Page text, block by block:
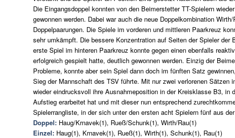
Die Eingangsdoppel konnten von den Beimerstetter TT-Spielern
gewonnen werden. Dabei war auch die neue Doppelkombination
Doppelpaarungen. Die Spiele im vorderen und mittleren Paarkreuz
sehr umkämpft. Die bessere Konzentration auf Seiten der Spieler
erste Spiel im hinteren Paarkreuz konnte gegen einen ebenfalls
erfolgreich gespielt hatte, deutlich gewonnen werden. Einzig der
Probleme, konnte aber sein Spiel dann doch im fünften Satz
Sieg der Mannschaft des TSV führte. Mit nur zwei verlorenen Sätzen
wieder eindrucksvoll ihre Ausnahmeposition in der Kreisklasse B3,
Aufstieg erarbeitet hat und mit dieser nun entsprechend
Spielerrangliste, in der sich unter den ersten acht Spielern fünf aus
Doppel: Haug/Krnavek(1), Rueß/Schunk(1), Wirth/Rau(1)
Einzel: Haug(1), Krnavek(1), Rueß(1), Wirth(1), Schunk(1), Rau(1)